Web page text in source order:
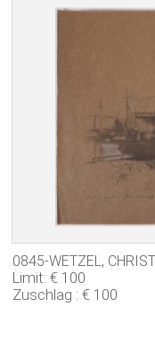
0845-WETZEL,
Limit: € 100
Zuschlag : € 100